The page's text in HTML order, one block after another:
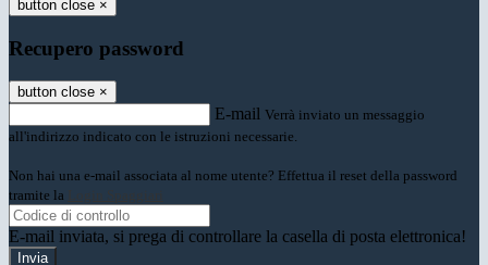
button close ×
Recupero password
button close ×
E-mail Verrà inviato un messaggio
all'indirizzo indicato con le istruzioni necessarie.
Non hai una e-mail associata al nome utente? Effettua il reset della password
tramite la
E-mail inviata, si prega di controllare la casella di posta elettronica!